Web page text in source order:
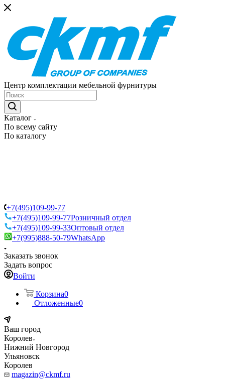
Центр комплектации мебельной фурнитуры
Каталог
По всему сайту
По каталогу
+7(495)109-99-77
+7(495)109-99-77Розничный отдел
+7(495)109-99-33Оптовый отдел
+7(995)888-50-79WhatsApp
Заказать звонок
Задать вопрос
Войти
Корзина0
Отложенные0
Ваш город
Королев
Нижний Новгород
Ульяновск
Королев
magazin@ckmf.ru